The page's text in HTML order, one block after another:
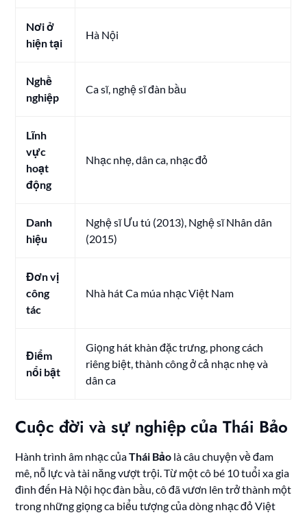
Nơi ở
hiện tại
Hà Nội
Nghề
nghiệp
Ca sĩ, nghệ sĩ đàn bầu
Lĩnh
vực
hoạt
động
Nhạc nhẹ, dân ca, nhạc đỏ
Danh
hiệu
Nghệ sĩ Ưu tú (2013), Nghệ sĩ Nhân dân
(2015)
Đơn vị
công
tác
Nhà hát Ca múa nhạc Việt Nam
Điểm
nổi bật
Giọng hát khàn đặc trưng, phong cách
riêng biệt, thành công ở cả nhạc nhẹ và
dân ca
Cuộc đời và sự nghiệp của Thái Bảo
Hành trình âm nhạc củaThái Bảo là câu chuyện về đam
mê, nỗ lực và tài năng vượt trội. Từ một cô bé 10 tuổi xa gia
đình đến Hà Nội học đàn bầu, cô đã vươn lên trở thành một
trong những giọng ca biểu tượng của dòng nhạc đỏ Việt